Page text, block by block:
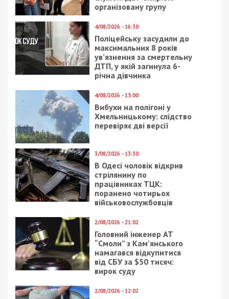
за останніми новинами!
Приєднатися
Читайте також
Предыдущая статья:
На Днепропетровщине в пансионате
умерли шесть пожилых людей
Следующая статья:
Где в Днепре откроют пункты вакцинации
на выходных: адреса
СУСПІЛЬСТВО